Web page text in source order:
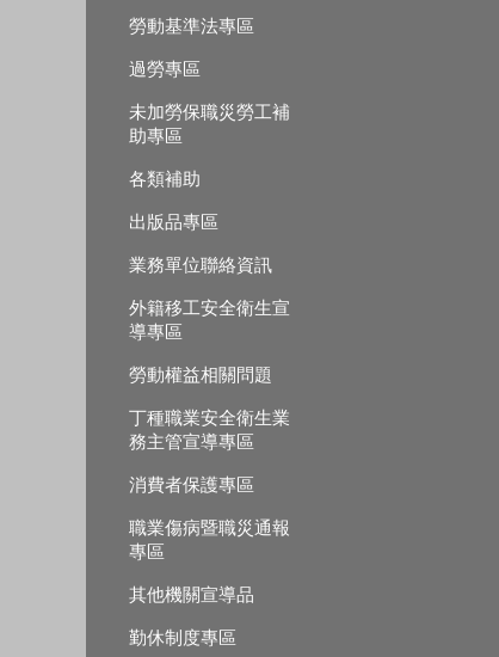
勞動基準法專區
過勞專區
未加勞保職災勞工補
助專區
各類補助
出版品專區
業務單位聯絡資訊
外籍移工安全衛生宣
導專區
勞動權益相關問題
丁種職業安全衛生業
務主管宣導專區
消費者保護專區
職業傷病暨職災通報
專區
其他機關宣導品
勤休制度專區